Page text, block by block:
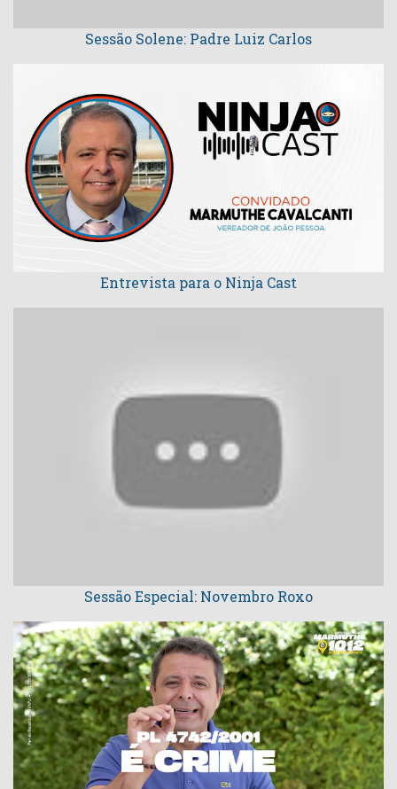
Sessão Solene: Padre Luiz Carlos
Entrevista para o Ninja Cast
Sessão Especial: Novembro Roxo